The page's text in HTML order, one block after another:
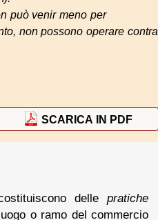
può venir meno per
non possono operare contra
SCARICA IN PDF
dellepratiche
o ramo del commercio